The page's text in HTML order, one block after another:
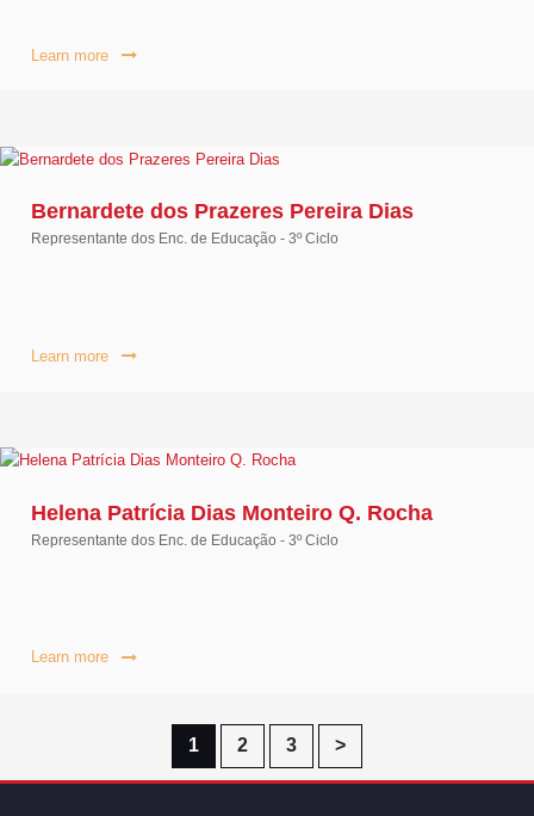
Learn more
Bernardete dos Prazeres Pereira Dias
Representante dos Enc. de Educação - 3º Ciclo
Learn more
Helena Patrícia Dias Monteiro Q. Rocha
Representante dos Enc. de Educação - 3º Ciclo
Learn more
Page
1 Page
2 Page
3 >